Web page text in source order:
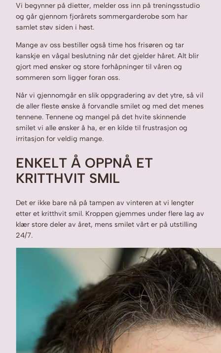
Vi begynner på dietter, melder oss inn på treningsstudio
og går gjennom fjorårets sommergarderobe som har
samlet støv siden i høst.
Mange av oss bestiller også time hos frisøren og tar
kanskje en vågal beslutning når det gjelder håret. Alt blir
gjort med ønsker og store forhåpninger til våren og
sommeren som ligger foran oss.
Når vi gjennomgår en slik oppgradering av det ytre, så vil
de aller fleste ønske å forvandle smilet og med det menes
tennene. Tennene og mangel på det hvite skinnende
smilet vi alle ønsker å ha, er en kilde til frustrasjon og
irritasjon for veldig mange.
ENKELT Å OPPNÅ ET
KRITTHVIT SMIL
Det er ikke bare nå på tampen av vinteren at vi lengter
etter et kritthvit smil. Kroppen gjemmes under flere lag av
klær store deler av året, mens smilet vårt er på utstilling
24/7.